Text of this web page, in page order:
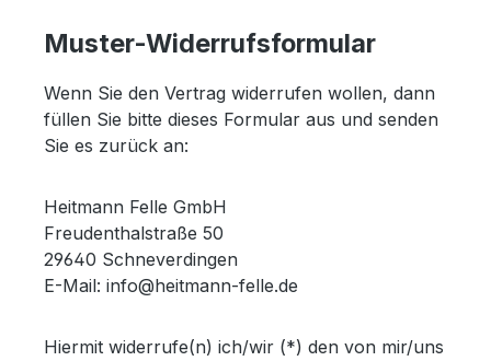
Muster-Widerrufsformular
Wenn Sie den Vertrag widerrufen wollen, dann
füllen Sie bitte dieses Formular aus und senden
Sie es zurück an:
Heitmann Felle GmbH
Freudenthalstraße 50
29640 Schneverdingen
E-Mail: info@heitmann-felle.de
Hiermit widerrufe(n) ich/wir (*) den von mir/uns